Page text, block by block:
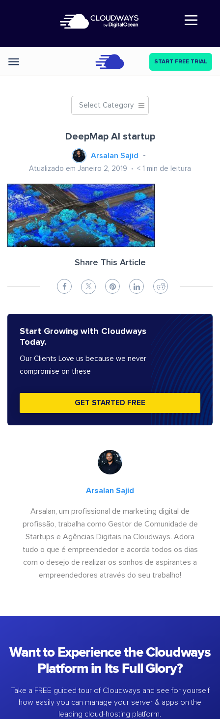
Abre a navegação
Categories START FREE TRIAL
Select Category
DeepMap AI startup
Arsalan Sajid
Atualizado em Janeiro 2, 2019 < 1 min de leitura
Share This Article
Start Growing with Cloudways
Today.
Our Clients Love us because we never
compromise on these
GET STARTED FREE
Arsalan Sajid
Arsalan, um profissional de marketing digital de
profissão, trabalha como Gestor de Comunidade de
Startups e Agências Digitais na Cloudways. Adora
tudo o que é empreendedor e acorda todos os dias
com o desejo de realizar os sonhos de aspirantes a
empreendedores através do seu trabalho!
Want to Experience the Cloudways
Platform in Its Full Glory?
Take a FREE guided tour of Cloudways and see for yourself
how easily you can manage your server & apps on the
leading cloud-hosting platform.